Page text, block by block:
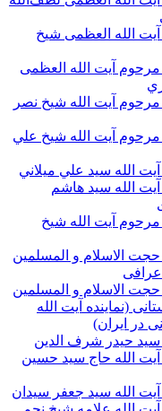
آيت الله العظمى شيخ
مرحوم آيت الله العظمى
مرحوم آيت الله شيخ نصر
مرحوم آيت الله شيخ علي
الله سيد علي ميلاني
الله سید هاشم
مرحوم آيت الله شيخ
حجت الاسلام و المسلمین
حجت الاسلام و المسلمین
(نماینده آیت الله
در ایران)
سيد حیدر شرف الدين
آیت‌ الله حاج سید حسین
آیت الله سید جعفر سيدان